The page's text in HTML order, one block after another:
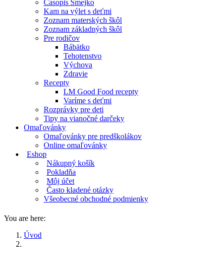
Časopis Smejko
Kam na výlet s deťmi
Zoznam materských škôl
Zoznam základných škôl
Pre rodičov
Bábätko
Tehotenstvo
Výchova
Zdravie
Recepty
LM Good Food recepty
Varíme s deťmi
Rozprávky pre deti
Tipy na vianočné darčeky
Omaľovánky
Omaľovánky pre predškolákov
Online omaľovánky
Eshop
Nákupný košík
Pokladňa
Môj účet
Často kladené otázky
Všeobecné obchodné podmienky
You are here:
Úvod